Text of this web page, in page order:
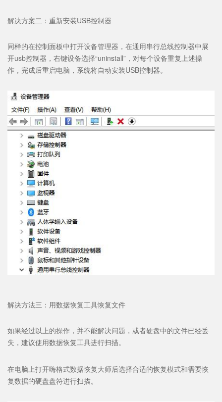
解决方案二：重新安装USB控制器
同样的在控制面板中打开设备管理器，在通用串行总线控制器中展
开usb控制器，右键设备选择“uninstall”，对每个设备重复上述操
作，完成后重启电脑，系统将自动安装USB控制器。
解决方法三：用数据恢复工具恢复文件
如果经过以上的操作，并不能解决问题，或者硬盘中的文件已经丢
失，建议使用数据恢复工具进行扫描。
在电脑上打开嗨格式数据恢复大师后选择合适的恢复模式和需要恢
复数据的硬盘盘符进行扫描。